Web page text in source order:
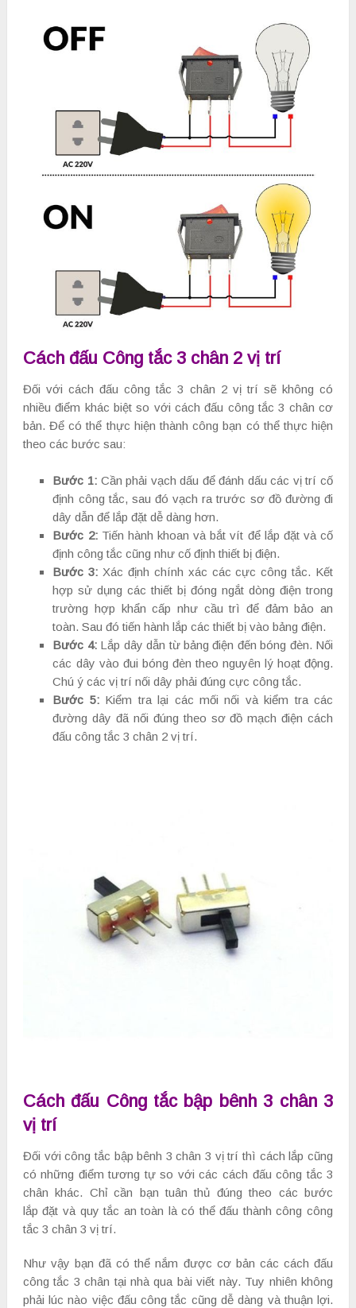
Cách đấu Công tắc 3 chân 2 vị trí
Đối với cách đấu công tắc 3 chân 2 vị trí sẽ không có
nhiều điểm khác biệt so với cách đấu công tắc 3 chân cơ
bản. Để có thể thực hiện thành công bạn có thể thực hiện
theo các bước sau:
Bước 1: Cần phải vạch dấu để đánh dấu các vị trí cố
định công tắc, sau đó vạch ra trước sơ đồ đường đi
dây dẫn để lắp đặt dễ dàng hơn.
Bước 2:Tiến hành khoan và bắt vít để lắp đặt và cố
định công tắc cũng như cố định thiết bị điện.
Bước 3: Xác định chính xác các cực công tắc. Kết
hợp sử dụng các thiết bị đóng ngắt dòng điện trong
trường hợp khẩn cấp như cầu trì để đảm bảo an
toàn. Sau đó tiến hành lắp các thiết bị vào bảng điện.
Bước 4:Lắp dây dẫn từ bảng điện đến bóng đèn. Nối
các dây vào đui bóng đèn theo nguyên lý hoạt động.
Chú ý các vị trí nối dây phải đúng cực công tắc.
Bước 5:Kiểm tra lại các mối nối và kiểm tra các
đường dây đã nối đúng theo sơ đồ mạch điện cách
đấu công tắc 3 chân 2 vị trí.
Cách đấu Công tắc bập bênh 3 chân 3
vị trí
Đối với công tắc bập bênh 3 chân 3 vị trí thì cách lắp cũng
có những điểm tương tự so với các cách đấu công tắc 3
chân khác. Chỉ cần bạn tuân thủ đúng theo các bước
lắp đặt và quy tắc an toàn là có thể đấu thành công công
tắc 3 chân 3 vị trí.
Như vậy bạn đã có thể nắm được cơ bản các cách đấu
công tắc 3 chân tại nhà qua bài viết này. Tuy nhiên không
phải lúc nào việc đấu công tắc cũng dễ dàng và thuận lợi.